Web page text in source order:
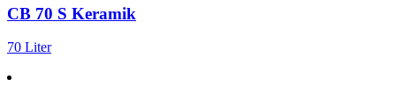
CB 70 S Keramik
70 Liter